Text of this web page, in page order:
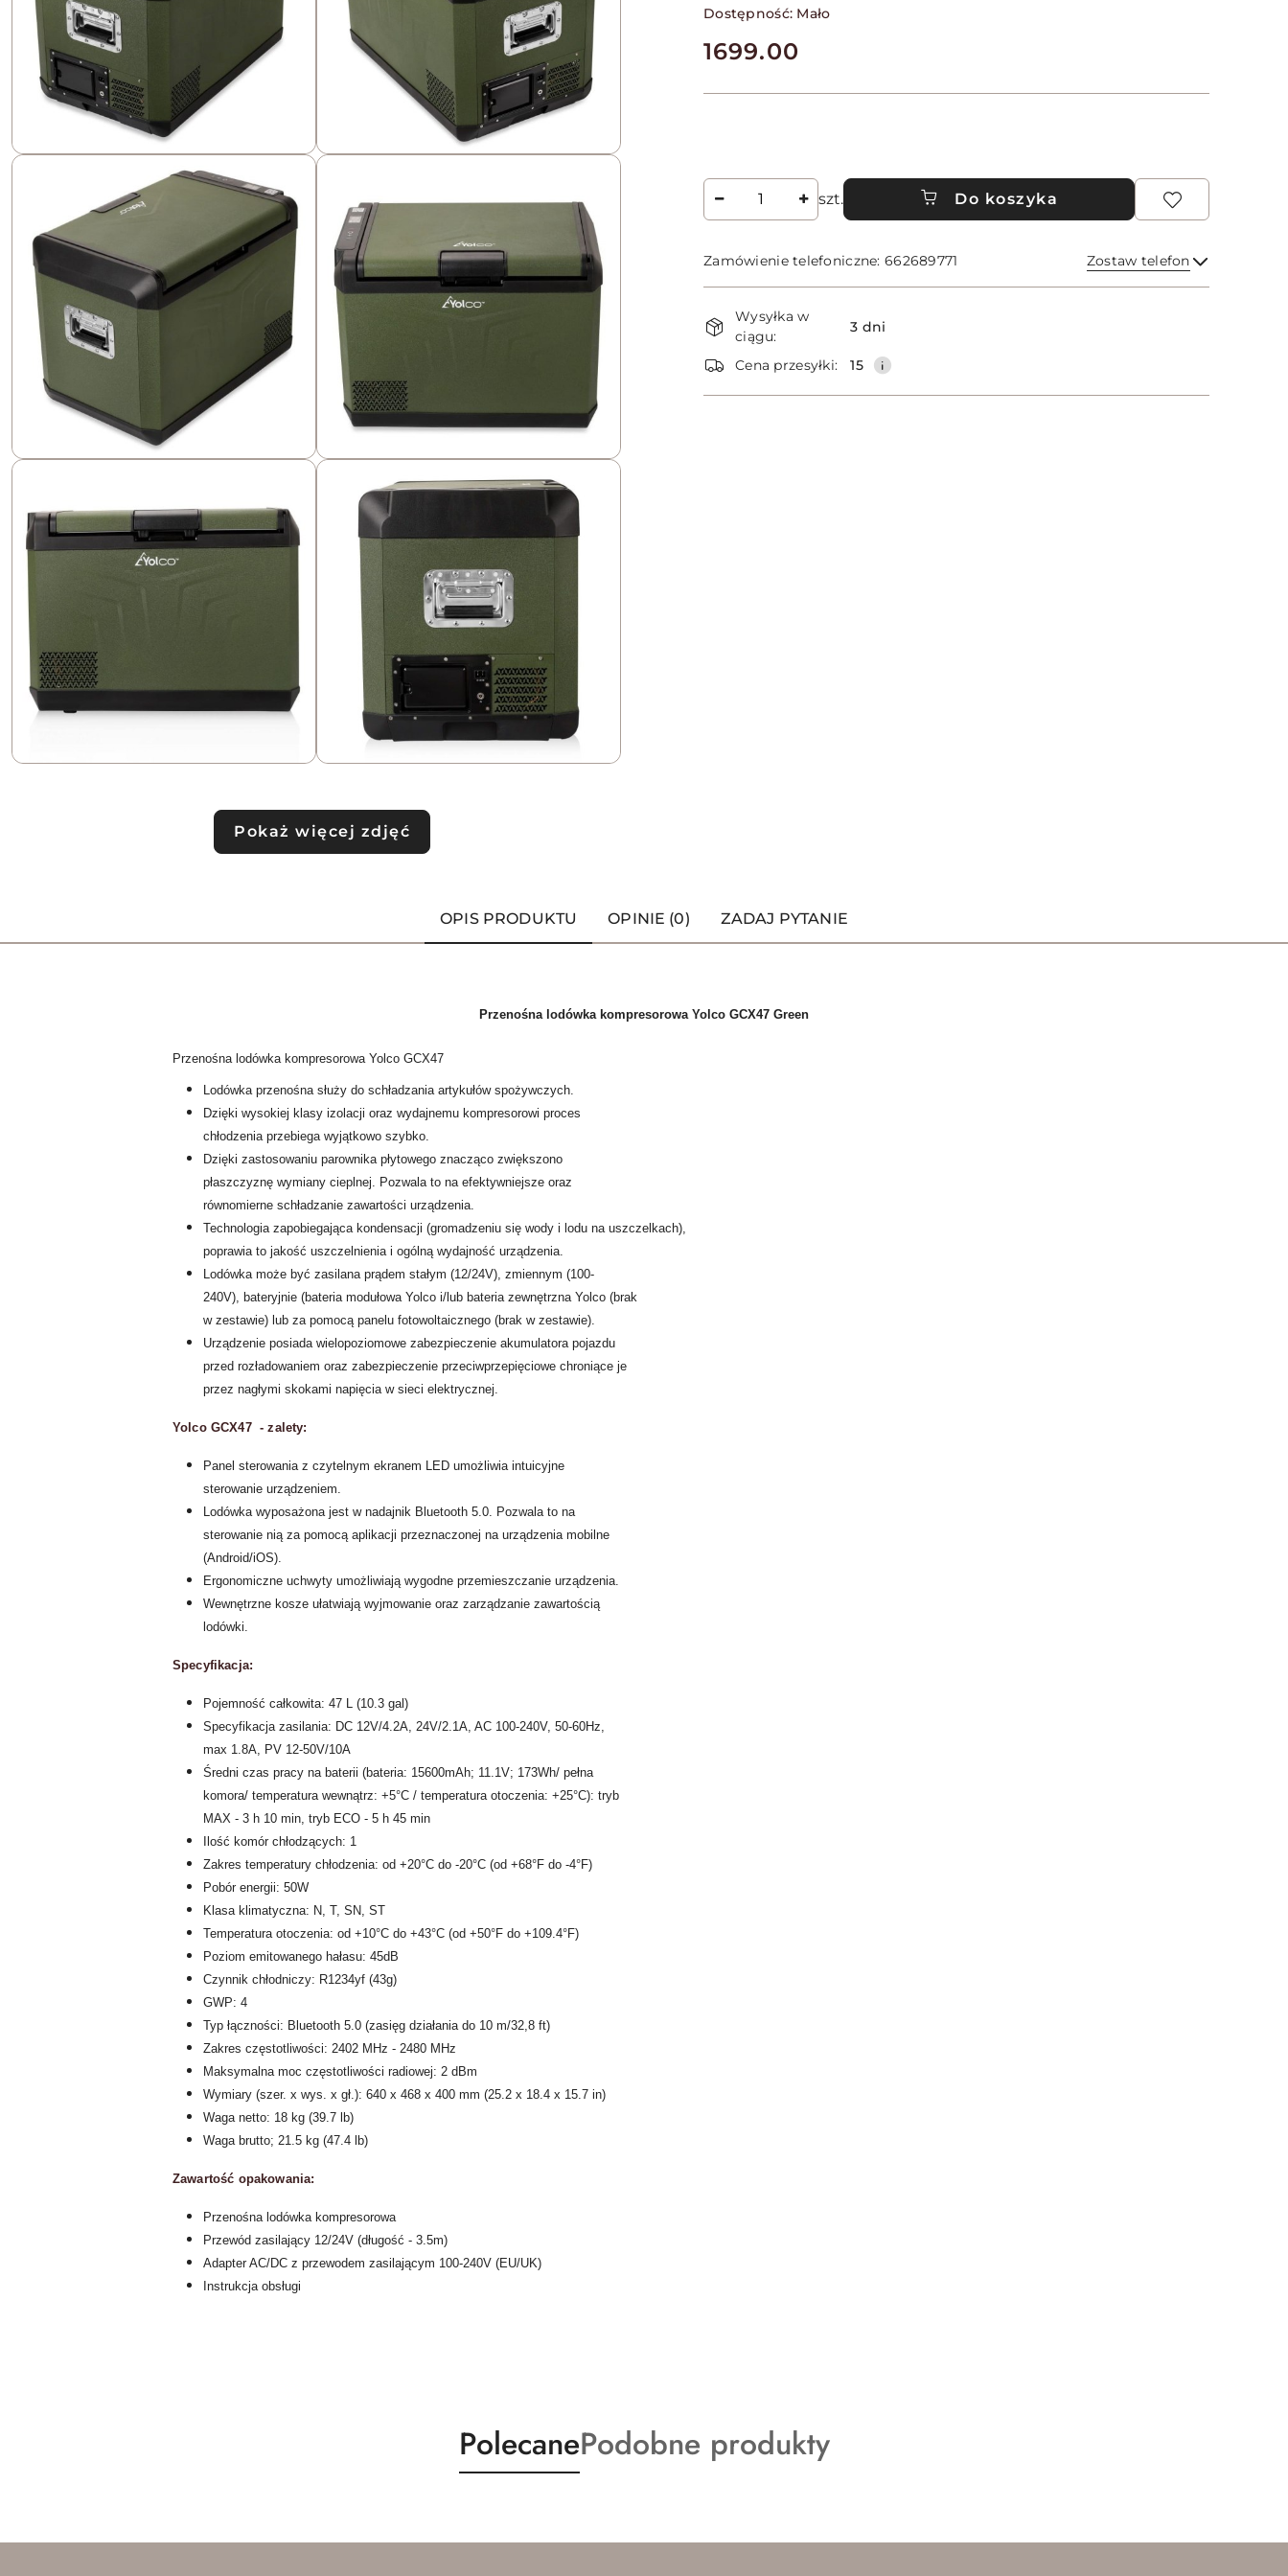
Pokaż więcej zdjęć
Dostępność: Mało
cena:
1699.00
Ilość
szt. Do koszyka
Zamówienie telefoniczne: 662689771 Zostaw telefon
Wyślij
Dostępność
i
dostawa
Wysyłka w
ciągu:
3 dni
Cena przesyłki: 15
OPIS PRODUKTU OPINIE (0) ZADAJ PYTANIE
Przenośna lodówka kompresorowa Yolco GCX47 Green
Przenośna lodówka kompresorowa Yolco GCX47
Lodówka przenośna służy do schładzania artykułów spożywczych.
Dzięki wysokiej klasy izolacji oraz wydajnemu kompresorowi proces
chłodzenia przebiega wyjątkowo szybko.
Dzięki zastosowaniu parownika płytowego znacząco zwiększono
płaszczyznę wymiany cieplnej. Pozwala to na efektywniejsze oraz
równomierne schładzanie zawartości urządzenia.
Technologia zapobiegająca kondensacji (gromadzeniu się wody i lodu na uszczelkach),
poprawia to jakość uszczelnienia i ogólną wydajność urządzenia.
Lodówka może być zasilana prądem stałym (12/24V), zmiennym (100-
240V), bateryjnie (bateria modułowa Yolco i/lub bateria zewnętrzna Yolco (brak
w zestawie) lub za pomocą panelu fotowoltaicznego (brak w zestawie).
Urządzenie posiada wielopoziomowe zabezpieczenie akumulatora pojazdu
przed rozładowaniem oraz zabezpieczenie przeciwprzepięciowe chroniące je
przez nagłymi skokami napięcia w sieci elektrycznej.
Yolco GCX47 - zalety:
Panel sterowania z czytelnym ekranem LED umożliwia intuicyjne
sterowanie urządzeniem.
Lodówka wyposażona jest w nadajnik Bluetooth 5.0. Pozwala to na
sterowanie nią za pomocą aplikacji przeznaczonej na urządzenia mobilne
(Android/iOS).
Ergonomiczne uchwyty umożliwiają wygodne przemieszczanie urządzenia.
Wewnętrzne kosze ułatwiają wyjmowanie oraz zarządzanie zawartością
lodówki.
Specyfikacja:
Pojemność całkowita: 47 L (10.3 gal)
Specyfikacja zasilania: DC 12V/4.2A, 24V/2.1A, AC 100-240V, 50-60Hz,
max 1.8A, PV 12-50V/10A
Średni czas pracy na baterii (bateria: 15600mAh; 11.1V; 173Wh/ pełna
komora/ temperatura wewnątrz: +5°C / temperatura otoczenia: +25°C): tryb
MAX - 3 h 10 min, tryb ECO - 5 h 45 min
Ilość komór chłodzących: 1
Zakres temperatury chłodzenia: od +20°C do -20°C (od +68°F do -4°F)
Pobór energii: 50W
Klasa klimatyczna: N, T, SN, ST
Temperatura otoczenia: od +10°C do +43°C (od +50°F do +109.4°F)
Poziom emitowanego hałasu: 45dB
Czynnik chłodniczy: R1234yf (43g)
GWP: 4
Typ łączności: Bluetooth 5.0 (zasięg działania do 10 m/32,8 ft)
Zakres częstotliwości: 2402 MHz - 2480 MHz
Maksymalna moc częstotliwości radiowej: 2 dBm
Wymiary (szer. x wys. x gł.): 640 x 468 x 400 mm (25.2 x 18.4 x 15.7 in)
Waga netto: 18 kg (39.7 lb)
Waga brutto; 21.5 kg (47.4 lb)
Zawartość opakowania:
Przenośna lodówka kompresorowa
Przewód zasilający 12/24V (długość - 3.5m)
Adapter AC/DC z przewodem zasilającym 100-240V (EU/UK)
Instrukcja obsługi
Produkty
o
PolecaneProdukty
o
Podobne produkty